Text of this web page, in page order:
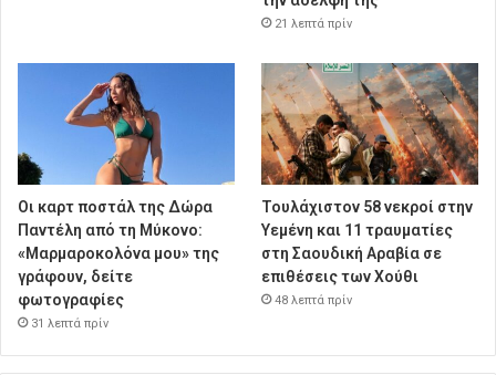
21 λεπτά πρίν
Οι καρτ ποστάλ της Δώρα
Παντέλη από τη Μύκονο:
«Μαρμαροκολόνα μου» της
γράφουν, δείτε
φωτογραφίες
31 λεπτά πρίν
Τουλάχιστον 58 νεκροί στην
Υεμένη και 11 τραυματίες
στη Σαουδική Αραβία σε
επιθέσεις των Χούθι
48 λεπτά πρίν